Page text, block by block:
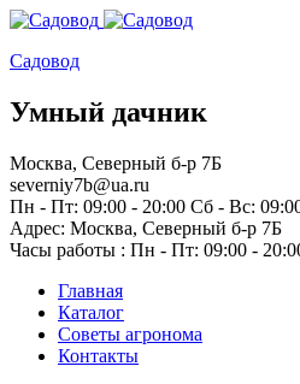
Садовод
Умный дачник
Москва, Северный б-р 7Б
severniy7b@ua.ru
Пн - Пт: 09:00 - 20:00 Сб - Вс:
Адрес: Москва, Северный б-р 7Б
Часы работы : Пн - Пт: 09:00 -
Главная
Каталог
Советы агронома
Контакты